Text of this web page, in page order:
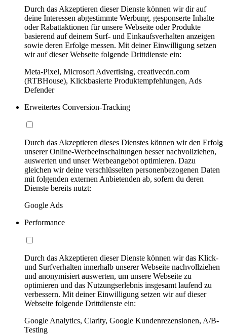
Durch das Akzeptieren dieser Dienste können wir dir auf
deine Interessen abgestimmte Werbung, gesponserte Inhalte
oder Rabattaktionen für unsere Webseite oder Produkte
basierend auf deinem Surf- und Einkaufsverhalten anzeigen
sowie deren Erfolge messen. Mit deiner Einwilligung setzen
wir auf dieser Webseite folgende Drittdienste ein:
Meta-Pixel, Microsoft Advertising, creativecdn.com
(RTBHouse), Klickbasierte Produktempfehlungen, Ads
Defender
Erweitertes Conversion-Tracking
Durch das Akzeptieren dieses Dienstes können wir den Erfolg
unserer Online-Werbeeinschaltungen besser nachvollziehen,
auswerten und unser Werbeangebot optimieren. Dazu
gleichen wir deine verschlüsselten personenbezogenen Daten
mit folgenden externen Anbietenden ab, sofern du deren
Dienste bereits nutzt:
Google Ads
Performance
Durch das Akzeptieren dieser Dienste können wir das Klick-
und Surfverhalten innerhalb unserer Webseite nachvollziehen
und anonymisiert auswerten, um unsere Webseite zu
optimieren und das Nutzungserlebnis insgesamt laufend zu
verbessern. Mit deiner Einwilligung setzen wir auf dieser
Webseite folgende Drittdienste ein:
Google Analytics, Clarity, Google Kundenrezensionen, A/B-
Testing